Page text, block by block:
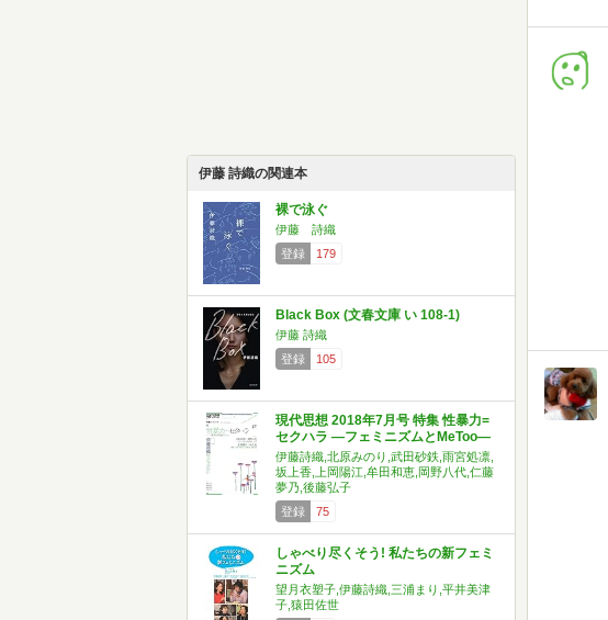
伊藤 詩織の関連本
裸で泳ぐ
伊藤 詩織
登録
179
Black Box (文春文庫 い 108-1)
伊藤 詩織
登録
105
現代思想 2018年7月号 特集 性暴力=
セクハラ ―フェミニズムとMeToo―
伊藤詩織,北原みのり,武田砂鉄,雨宮処凛,
坂上香,上岡陽江,牟田和恵,岡野八代,仁藤
夢乃,後藤弘子
登録
75
しゃべり尽くそう! 私たちの新フェミ
ニズム
望月衣塑子,伊藤詩織,三浦まり,平井美津
子,猿田佐世